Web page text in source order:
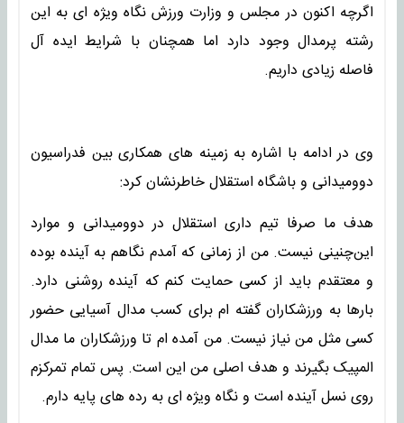
اگرچه اکنون در مجلس و وزارت ورزش نگاه ویژه ای به این
رشته پرمدال وجود دارد اما همچنان با شرایط ایده آل
فاصله زیادی داریم.
وی در ادامه با اشاره به زمینه های همکاری بین فدراسیون
دوومیدانی و باشگاه استقلال خاطرنشان کرد:
هدف ما صرفا تیم داری استقلال در دوومیدانی و موارد
این‌چنینی نیست. من از زمانی که آمدم نگاهم به آینده بوده
و معتقدم باید از کسی حمایت کنم که آینده روشنی دارد.
بارها به ورزشکاران گفته ام برای کسب مدال آسیایی حضور
کسی مثل من نیاز نیست. من آمده ام تا ورزشکاران ما مدال
المپیک بگیرند و هدف اصلی من این است. پس تمام تمرکزم
روی نسل آینده است و نگاه ویژه ای به رده های پایه دارم.